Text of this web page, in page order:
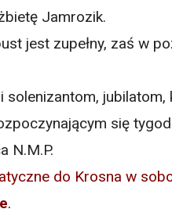
Jamrozik.
jest zupełny, zaś w
solenizantom,
się
N.M.P.
do Krosna w
.